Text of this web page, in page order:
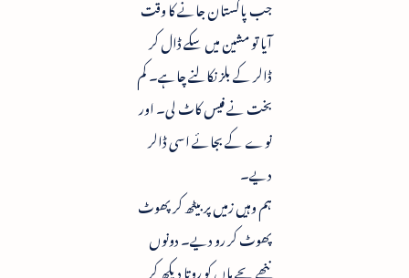
جب پاکستان جانے کا وقت
آیا تو مشین میں سکے ڈال کر
ڈالر کے بلز نکالنے چاہے۔ کم
بخت نے فیس کاٹ لی۔ اور
نوے کے بجائے اسی ڈالر
دیے۔
ہم وہیں زمیں پر بیٹھ کر پھوٹ
پھوٹ کر رو دیے۔ دونوں
ننھے بچے ماں کو روتا دیکھ کر